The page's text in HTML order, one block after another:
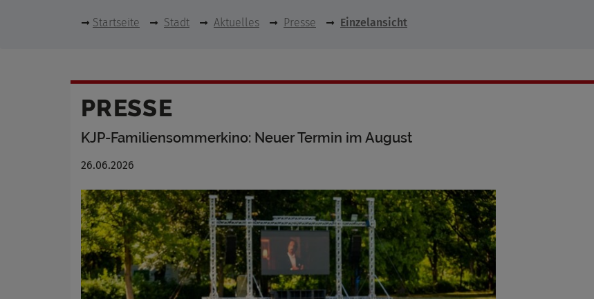
Startseite Stadt Aktuelles Presse Einzelansicht
PRESSE
KJP-Familiensommerkino: Neuer Termin im August
26.06.2026